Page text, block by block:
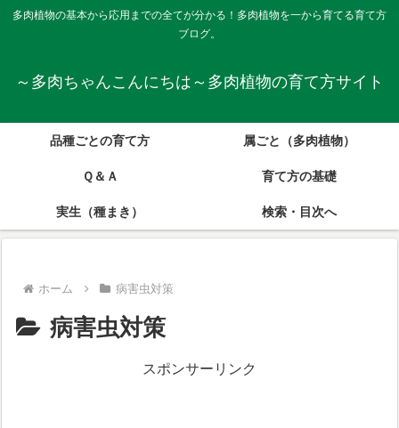
多肉植物の基本から応用までの全てが分かる！多肉植物を一から育てる育て方
ブログ。
～多肉ちゃんこんにちは～多肉植物の育て方サイト
品種ごとの育て方 属ごと（多肉植物）
Ｑ＆Ａ 育て方の基礎
実生（種まき） 検索・目次へ
ホーム 病害虫対策
病害虫対策
スポンサーリンク